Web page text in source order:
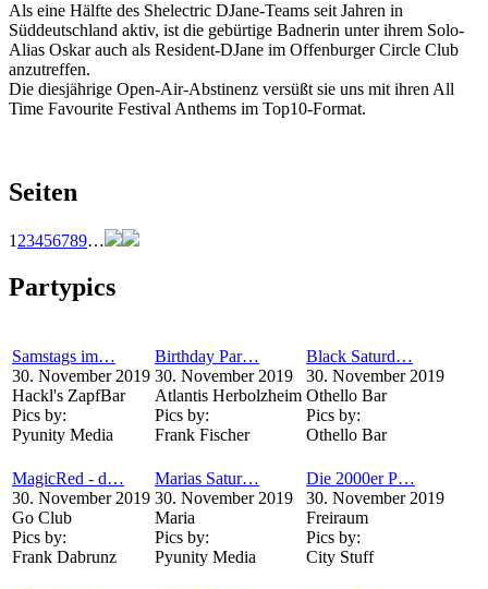
Als eine Hälfte des Shelectric DJane-Teams seit Jahren in
Süddeutschland aktiv, ist die gebürtige Badnerin unter ihrem Solo-
Alias Oskar auch als Resident-DJane im Offenburger Circle Club
anzutreffen.
Die diesjährige Open-Air-Abstinenz versüßt sie uns mit ihren All
Time Favourite Festival Anthems im Top10-Format.
Seiten
1 23456789…
Partypics
Samstags im…
30. November 2019
Hackl's ZapfBar
Pics by:
Pyunity Media
Birthday Par…
30. November 2019
Atlantis Herbolzheim
Pics by:
Frank Fischer
Black Saturd…
30. November 2019
Othello Bar
Pics by:
Othello Bar
MagicRed - d…
30. November 2019
Go Club
Pics by:
Frank Dabrunz
Marias Satur…
30. November 2019
Maria
Pics by:
Pyunity Media
Die 2000er P…
30. November 2019
Freiraum
Pics by:
City Stuff